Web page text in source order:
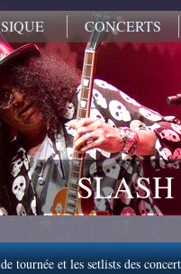
CONCERTS
SLASH
tournée et les setlists des